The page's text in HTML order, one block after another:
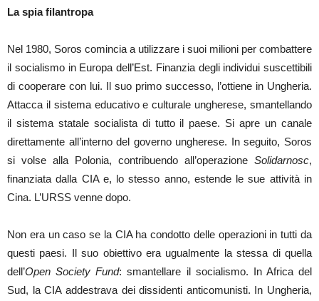
La spia filantropa
Nel 1980, Soros comincia a utilizzare i suoi milioni per combattere
il socialismo in Europa dell’Est. Finanzia degli individui suscettibili
di cooperare con lui. Il suo primo successo, l’ottiene in Ungheria.
Attacca il sistema educativo e culturale ungherese, smantellando
il sistema statale socialista di tutto il paese. Si apre un canale
direttamente all’interno del governo ungherese. In seguito, Soros
si volse alla Polonia, contribuendo all’operazione Solidarnosc,
finanziata dalla CIA e, lo stesso anno, estende le sue attività in
Cina. L’URSS venne dopo.
Non era un caso se la CIA ha condotto delle operazioni in tutti da
questi paesi. Il suo obiettivo era ugualmente la stessa di quella
dell’Open Society Fund: smantellare il socialismo. In Africa del
Sud, la CIA addestrava dei dissidenti anticomunisti. In Ungheria,